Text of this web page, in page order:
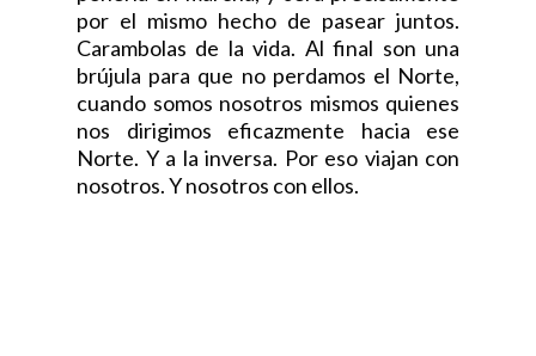
por el mismo hecho de pasear juntos.
Carambolas de la vida. Al final son una
brújula para que no perdamos el Norte,
cuando somos nosotros mismos quienes
nos dirigimos eficazmente hacia ese
Norte. Y a la inversa. Por eso viajan con
nosotros. Y nosotros con ellos.